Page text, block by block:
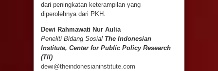
dari peningkatan keterampilan yang
diperolehnya dari PKH.
Dewi Rahmawati Nur Aulia
Peneliti Bidang Sosial The Indonesian
Institute, Center for Public Policy Research
(TII)
dewi@theindonesianinstitute.com